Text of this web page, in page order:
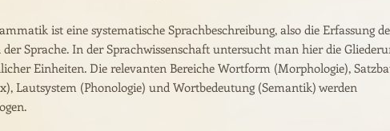
ist eine systematische Sprachbeschreibung, also die Erfassung
der Sprache. In der Sprachwissenschaft untersucht man hier die
Einheiten. Die relevanten Bereiche Wortform (Morphologie),
Lautsystem (Phonologie) und Wortbedeutung (Semantik) werden